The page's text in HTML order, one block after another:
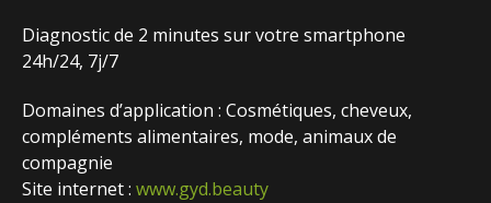
Diagnostic de 2 minutes sur votre smartphone
24h/24, 7j/7
Domaines d’application : Cosmétiques, cheveux,
compléments alimentaires, mode, animaux de
compagnie
Site internet : www.gyd.beauty